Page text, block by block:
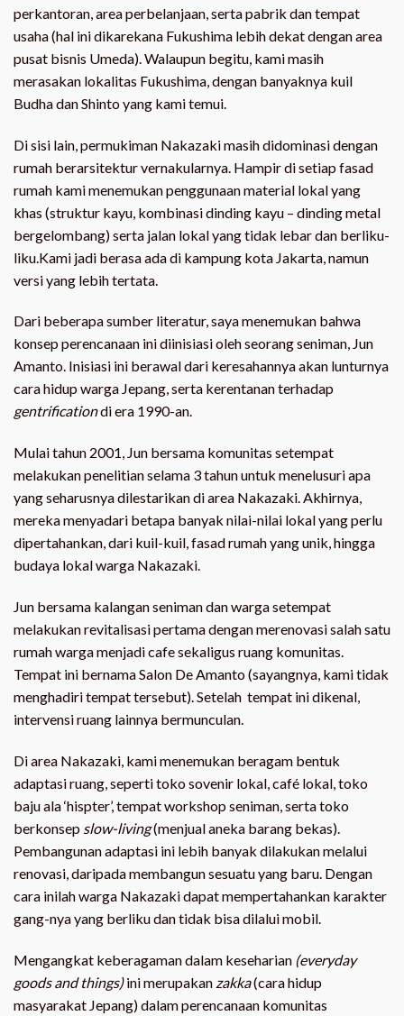
perkantoran, area perbelanjaan, serta pabrik dan tempat
usaha (hal ini dikarekana Fukushima lebih dekat dengan area
pusat bisnis Umeda). Walaupun begitu, kami masih
merasakan lokalitas Fukushima, dengan banyaknya kuil
Budha dan Shinto yang kami temui.
Di sisi lain, permukiman Nakazaki masih didominasi dengan
rumah berarsitektur vernakularnya. Hampir di setiap fasad
rumah kami menemukan penggunaan material lokal yang
khas (struktur kayu, kombinasi dinding kayu – dinding metal
bergelombang) serta jalan lokal yang tidak lebar dan berliku-
liku.Kami jadi berasa ada di kampung kota Jakarta, namun
versi yang lebih tertata.
Dari beberapa sumber literatur, saya menemukan bahwa
konsep perencanaan ini diinisiasi oleh seorang seniman, Jun
Amanto. Inisiasi ini berawal dari keresahannya akan lunturnya
cara hidup warga Jepang, serta kerentanan terhadap
gentrificationdi era 1990-an.
Mulai tahun 2001, Jun bersama komunitas setempat
melakukan penelitian selama 3 tahun untuk menelusuri apa
yang seharusnya dilestarikan di area Nakazaki. Akhirnya,
mereka menyadari betapa banyak nilai-nilai lokal yang perlu
dipertahankan, dari kuil-kuil, fasad rumah yang unik, hingga
budaya lokal warga Nakazaki.
Jun bersama kalangan seniman dan warga setempat
melakukan revitalisasi pertama dengan merenovasi salah satu
rumah warga menjadi cafe sekaligus ruang komunitas.
Tempat ini bernama Salon De Amanto (sayangnya, kami tidak
menghadiri tempat tersebut). Setelah tempat ini dikenal,
intervensi ruang lainnya bermunculan.
Di area Nakazaki, kami menemukan beragam bentuk
adaptasi ruang, seperti toko sovenir lokal, café lokal, toko
baju ala ‘hispter’, tempat workshop seniman, serta toko
berkonsep slow-living(menjual aneka barang bekas).
Pembangunan adaptasi ini lebih banyak dilakukan melalui
renovasi, daripada membangun sesuatu yang baru. Dengan
cara inilah warga Nakazaki dapat mempertahankan karakter
gang-nya yang berliku dan tidak bisa dilalui mobil.
Mengangkat keberagaman dalam keseharian (everyday
goods and things)ini merupakan zakka(cara hidup
masyarakat Jepang) dalam perencanaan komunitas